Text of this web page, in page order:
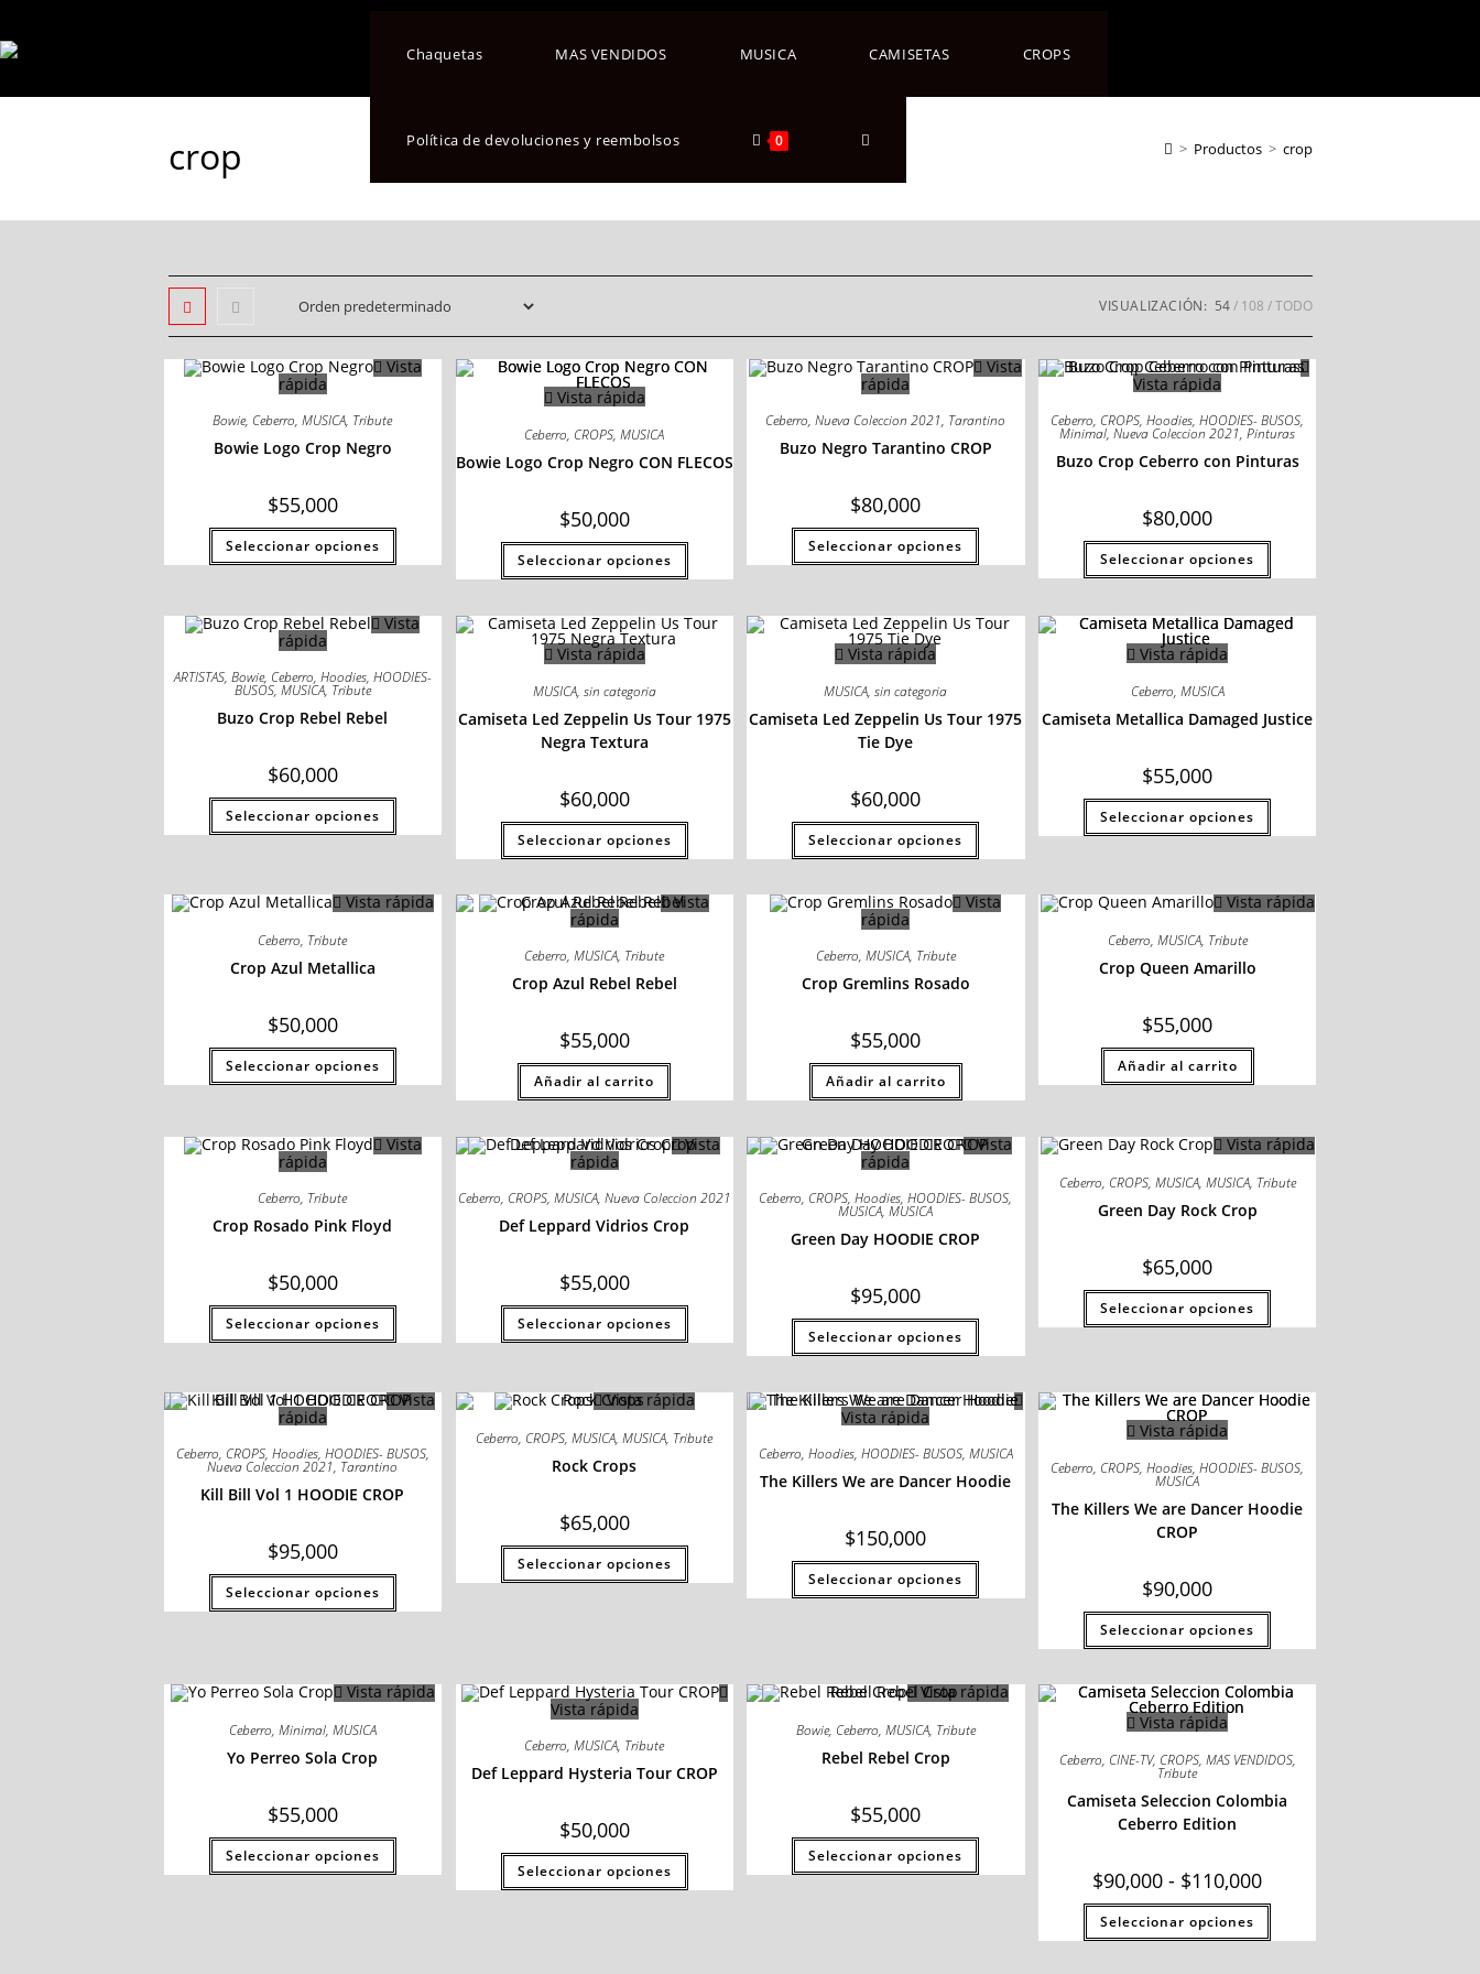
Chaquetas MAS VENDIDOS MUSICA CAMISETAS CROPS
Política de devoluciones y reembolsos 0
crop > Productos > crop
VISUALIZACIÓN: 54 108 TODO
Vista
rápida
Bowie, Ceberro,MUSICA, Tribute
Bowie Logo Crop Negro
$55,000
Seleccionar opciones
Vista rápida
Ceberro, CROPS,MUSICA
Bowie Logo Crop Negro CON FLECOS
$50,000
Seleccionar opciones
Vista
rápida
Ceberro,Nueva Coleccion 2021, Tarantino
Buzo Negro Tarantino CROP
$80,000
Seleccionar opciones
Vista rápida
Ceberro, CROPS,Hoodies,HOODIES- BUSOS,
Minimal,Nueva Coleccion 2021,Pinturas
Buzo Crop Ceberro con Pinturas
$80,000
Seleccionar opciones
Vista
rápida
ARTISTAS, Bowie, Ceberro, Hoodies, HOODIES-
BUSOS, MUSICA, Tribute
Buzo Crop Rebel Rebel
$60,000
Seleccionar opciones
Vista rápida
MUSICA, sin categoria
Camiseta Led Zeppelin Us Tour 1975
Negra Textura
$60,000
Seleccionar opciones
Vista rápida
MUSICA,sin categoria
Camiseta Led Zeppelin Us Tour 1975
Tie Dye
$60,000
Seleccionar opciones
Vista rápida
Ceberro, MUSICA
Camiseta Metallica Damaged Justice
$55,000
Seleccionar opciones
Vista rápida
Ceberro, Tribute
Crop Azul Metallica
$50,000
Seleccionar opciones
Vista
rápida
Ceberro,MUSICA, Tribute
Crop Azul Rebel Rebel
$55,000
Añadir al carrito
Vista
rápida
Ceberro, MUSICA, Tribute
Crop Gremlins Rosado
$55,000
Añadir al carrito
Vista rápida
Ceberro, MUSICA, Tribute
Crop Queen Amarillo
$55,000
Añadir al carrito
Vista
rápida
Ceberro, Tribute
Crop Rosado Pink Floyd
$50,000
Seleccionar opciones
Vista
rápida
Ceberro, CROPS, MUSICA, Nueva Coleccion 2021
Def Leppard Vidrios Crop
$55,000
Seleccionar opciones
Vista
rápida
Ceberro, CROPS,Hoodies,HOODIES- BUSOS,
MUSICA,MUSICA
Green Day HOODIE CROP
$95,000
Seleccionar opciones
Vista rápida
Ceberro, CROPS, MUSICA, MUSICA, Tribute
Green Day Rock Crop
$65,000
Seleccionar opciones
Vista
rápida
Ceberro, CROPS, Hoodies, HOODIES- BUSOS,
Nueva Coleccion 2021, Tarantino
Kill Bill Vol 1 HOODIE CROP
$95,000
Seleccionar opciones
Vista rápida
Ceberro, CROPS,MUSICA,MUSICA, Tribute
Rock Crops
$65,000
Seleccionar opciones
Vista rápida
Ceberro, Hoodies, HOODIES- BUSOS, MUSICA
The Killers We are Dancer Hoodie
$150,000
Seleccionar opciones
Vista rápida
Ceberro, CROPS,Hoodies,HOODIES- BUSOS,
MUSICA
The Killers We are Dancer Hoodie
CROP
$90,000
Seleccionar opciones
Vista rápida
Ceberro, Minimal, MUSICA
Yo Perreo Sola Crop
$55,000
Seleccionar opciones
Vista rápida
Ceberro,MUSICA, Tribute
Def Leppard Hysteria Tour CROP
$50,000
Seleccionar opciones
Vista rápida
Bowie, Ceberro, MUSICA, Tribute
Rebel Rebel Crop
$55,000
Seleccionar opciones
Vista rápida
Ceberro, CINE-TV, CROPS, MAS VENDIDOS,
Tribute
Camiseta Seleccion Colombia
Ceberro Edition
$90,000 - $110,000
Seleccionar opciones